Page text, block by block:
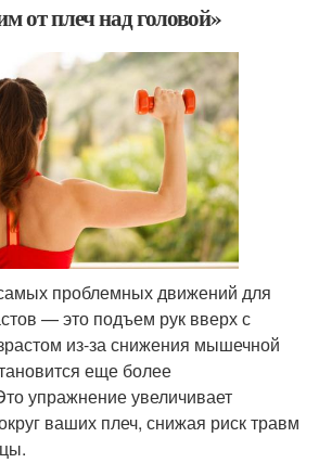
от плеч над головой»
проблемных движений для
— это подъем рук вверх с
из-за снижения мышечной
еще более
упражнение увеличивает
ваших плеч, снижая риск травм